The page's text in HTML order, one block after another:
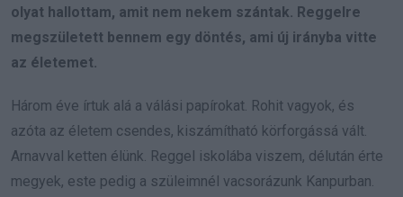
olyat hallottam, amit nem nekem szántak. Reggelre
megszületett bennem egy döntés, ami új irányba vitte
az életemet.
Három éve írtuk alá a válási papírokat. Rohit vagyok, és
azóta az életem csendes, kiszámítható körforgássá vált.
Arnavval ketten élünk. Reggel iskolába viszem, délután érte
megyek, este pedig a szüleimnél vacsorázunk Kanpurban.